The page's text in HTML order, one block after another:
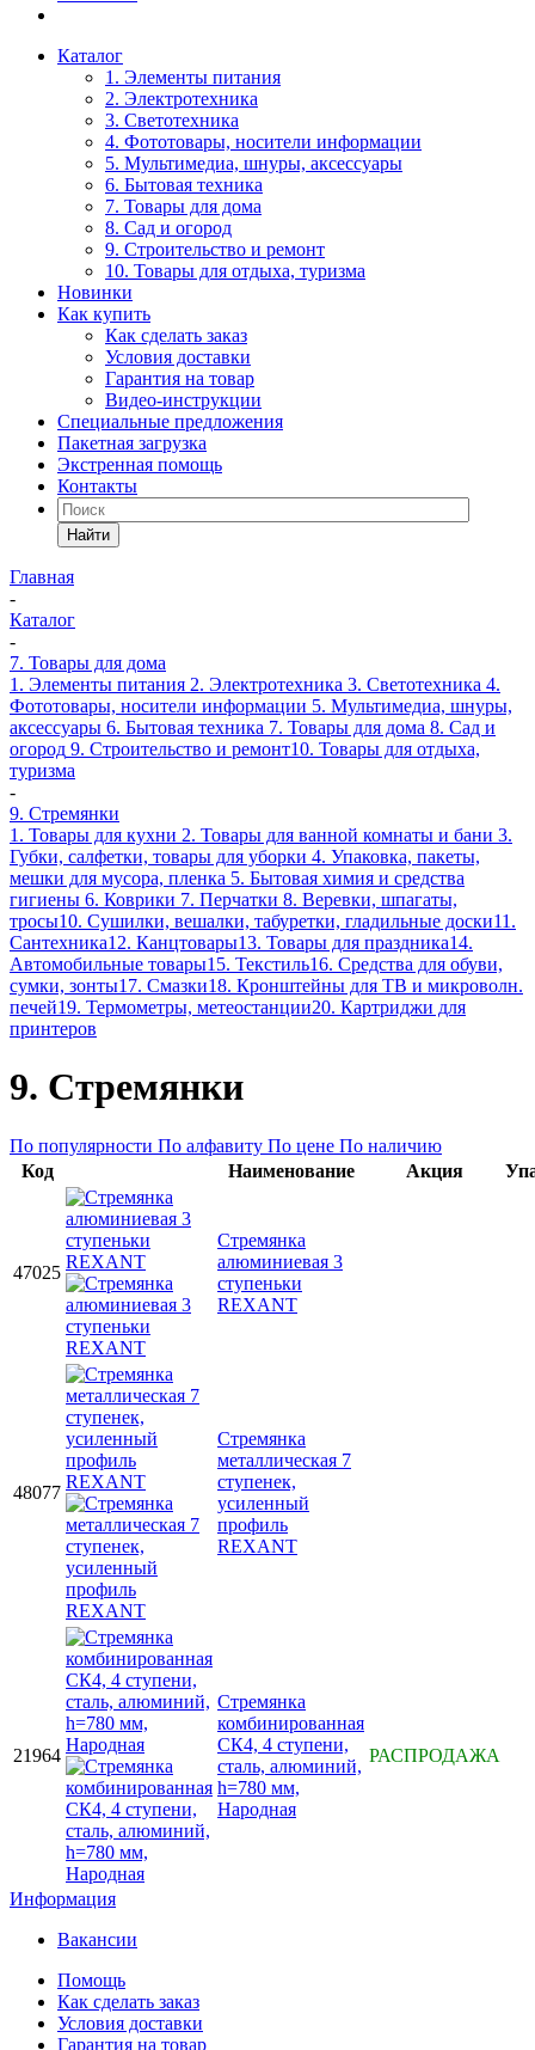
Каталог
1. Элементы питания
2. Электротехника
3. Светотехника
4. Фототовары, носители информации
5. Мультимедиа, шнуры, аксессуары
6. Бытовая техника
7. Товары для дома
8. Сад и огород
9. Строительство и ремонт
10. Товары для отдыха, туризма
Новинки
Как купить
Как сделать заказ
Условия доставки
Гарантия на товар
Видео-инструкции
Специальные предложения
Пакетная загрузка
Экстренная помощь
Контакты
Найти
Главная
-
Каталог
-
7. Товары для дома
1. Элементы питания 2. Электротехника 3. Светотехника 4.
Фототовары, носители информации 5. Мультимедиа, шнуры,
аксессуары 6. Бытовая техника 7. Товары для дома 8. Сад и
огород 9. Строительство и ремонт10. Товары для отдыха,
туризма
-
9. Стремянки
1. Товары для кухни 2. Товары для ванной комнаты и бани 3.
Губки, салфетки, товары для уборки 4. Упаковка, пакеты,
мешки для мусора, пленка 5. Бытовая химия и средства
гигиены 6. Коврики 7. Перчатки 8. Веревки, шпагаты,
тросы10. Сушилки, вешалки, табуретки, гладильные доски11.
Сантехника12. Канцтовары13. Товары для праздника14.
Автомобильные товары15. Текстиль16. Средства для обуви,
сумки, зонты17. Смазки18. Кронштейны для ТВ и микроволн.
печей19. Термометры, метеостанции20. Картриджи для
принтеров
9. Стремянки
По популярности По алфавиту По цене По наличию
Код
Наименование Акция
47025
Стремянка
алюминиевая 3
ступеньки
REXANT
48077
Стремянка
металлическая 7
ступенек,
усиленный
профиль
REXANT
21964
Стремянка
комбинированная
СК4, 4 ступени,
сталь, алюминий,
h=780 мм,
Народная
РАСПРОДАЖА
Информация
Вакансии
Помощь
Как сделать заказ
Условия доставки
Гарантия на товар